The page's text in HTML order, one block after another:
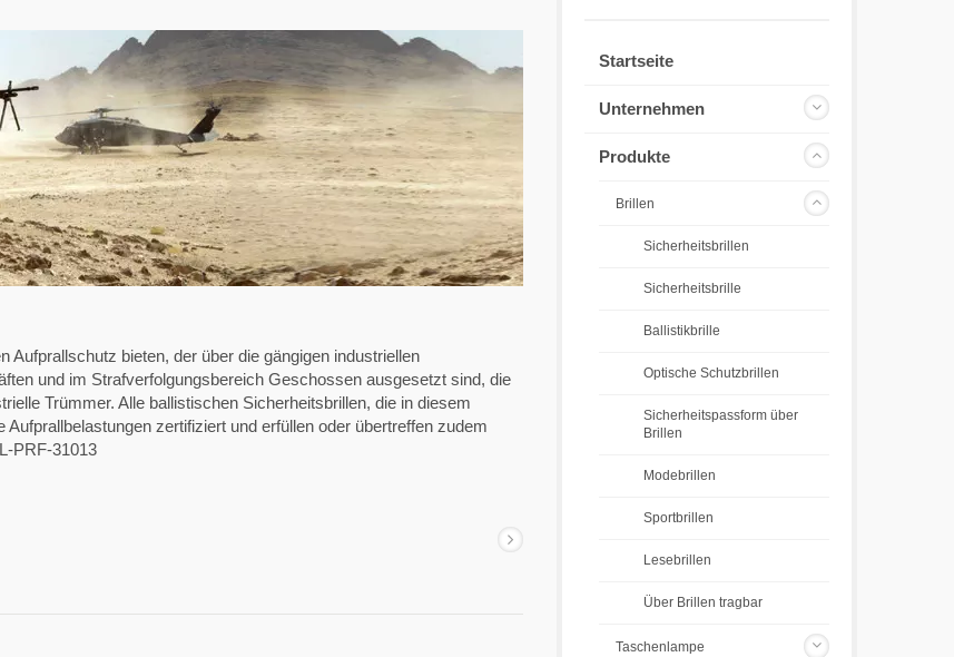
bieten, der über die gängigen industriellen
und im Strafverfolgungsbereich Geschossen ausgesetzt sind, die
Trümmer. Alle ballistischen Sicherheitsbrillen, die in diesem
zertifiziert und erfüllen oder übertreffen zudem
PRF-31013
Startseite
Unternehmen
Produkte
Brillen
Sicherheitsbrillen
Sicherheitsbrille
Ballistikbrille
Optische Schutzbrillen
Sicherheitspassform über
Brillen
Modebrillen
Sportbrillen
Lesebrillen
Über Brillen tragbar
Taschenlampe